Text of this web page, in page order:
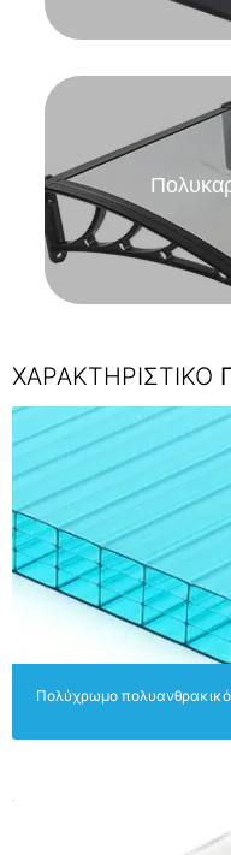
ΧΑΡΑΚΤΗΡΙΣΤΙΚΟ
Πολύχρωμο